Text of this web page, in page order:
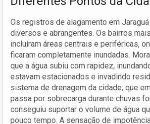
Os registros de alagamento em
diversos e abrangentes. Os bairros
incluíram áreas centrais e periféricas,
ficaram completamente inundadas.
que a água subiu com rapidez,
estavam estacionados e invadindo
sistema de drenagem da cidade, que
passa por sobrecarga durante chuvas
conseguiu suportar o volume de água
pouco tempo. A sensação de